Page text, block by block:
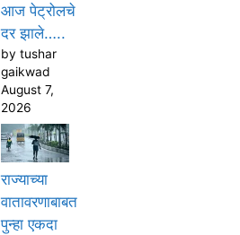
आज पेट्रोलचे
दर झाले…..
by tushar
gaikwad
August 7,
2026
राज्याच्या
वातावरणाबाबत
पुन्हा एकदा